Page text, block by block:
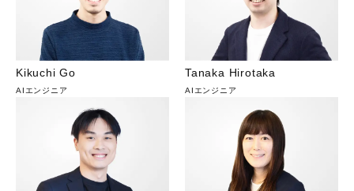
Kikuchi Go
AIエンジニア
Tanaka Hirotaka
AIエンジニア